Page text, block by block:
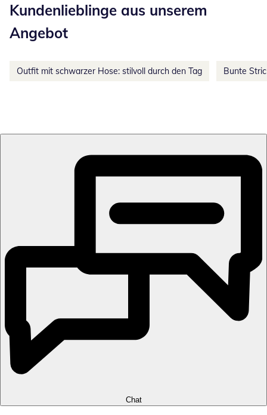
Kundenlieblinge aus unserem
Angebot
Outfit mit schwarzer Hose: stilvoll durch den Tag Bunte
Chat